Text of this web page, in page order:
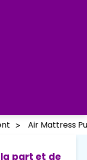
Air Mattress
part et de